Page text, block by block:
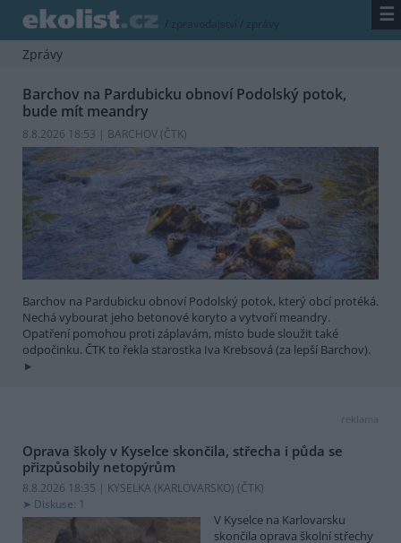
/ zpravodajství / zprávy ☰
Zprávy
Barchov na Pardubicku obnoví Podolský potok,
bude mít meandry
8.8.2026 18:53 | BARCHOV (ČTK)
Barchov na Pardubicku obnoví Podolský potok, který obcí protéká.
Nechá vybourat jeho betonové koryto a vytvoří meandry.
Opatření pomohou proti záplavám, místo bude sloužit také
odpočinku. ČTK to řekla starostka Iva Krebsová (za lepší Barchov).
reklama
Oprava školy v Kyselce skončila, střecha i půda se
přizpůsobily netopýrům
8.8.2026 18:35 | KYSELKA (KARLOVARSKO) (ČTK)
Diskuse: 1
V Kyselce na Karlovarsku
skončila oprava školní střechy